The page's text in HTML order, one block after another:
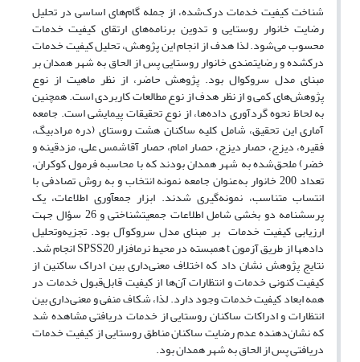
شناخت کیفیت خدمات درک‌شده، از جمله گام‌های اساسی در تحلیل
رضایت خانوار روستایی و تدوین برنامه‌های ارتقای کیفیت خدمات
محسوب می‌شود. لذا هدف از انجام این پژوهش، تحلیل کیفیت خدمات
درک‏شده و رضایتمندی خانوار روستایی پس از الحاق به شهر همدان بر
مبنای مدل سروکوال بود. پژوهش حاضر، از نظر ماهیت از نوع
پژوهش‌های کمی و از نظر هدف از نوع مطالعات کاربردی است. همچنین
به لحاظ نحوه گردآوری داده‌‏ها، از نوع تحقیقات پیمایشی است. جامعه
آماری این تحقیق، شامل کلیه ساکنان هشت روستای (دره مرادبیگ،
فقیره، دیزج، حصار دیزج، حصار امام، حصار آقاشمس علی، مزدقینه و
خضر) ملحق‌شده به شهر همدان بودند که با محاسبه فرمول کوکران،
تعداد 200 خانوار به‌عنوان جامعه نمونه انتخاب و به روش تصادفی با
انتساب متناسب، نمونه‌گیری شدند. ابزار جمع‏آوری اطلاعات، یک
پرسشنامه دو بخشی شامل اطلاعات جمعیت‏شناختی و 26 سؤال جهت
ارزیابی کیفیت خدمات بر مبنای مدل سروکوآل بود. تجزیه‌وتحلیل
داده‏ها از طریق آزمون t همبسته در محیط نرم‏افزار SPSS20 انجام شد.
نتایج پژوهش نشان داد که اختلاف معنی‌داری بین ادراک ساکنین از
کیفیت کنونی خدمات و انتظارات آن‌ها از کیفیت قابل‌قبول خدمات در
همه ابعاد کیفیت خدمات وجود دارد. لذا، شکاف منفی و معنی‌داری بین
انتظارات و ادراکات ساکنان روستایی از خدمات دریافتی مشاهده شد
که نشان‌دهنده عدم رضایت ساکنان مناطق روستایی از کیفیت خدمات
دریافتی پس از الحاق به شهر همدان بود.